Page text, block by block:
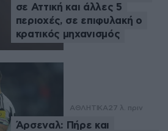
σε Αττική και άλλες 5
περιοχές, σε επιφυλακή ο
κρατικός μηχανισμός
ΑΘΛΗΤΙΚΑ27 λ. πριν
Άρσεναλ: Πήρε και